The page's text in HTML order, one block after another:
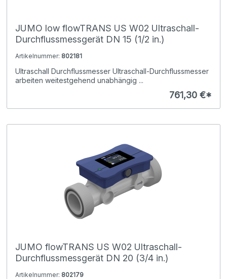
JUMO low flowTRANS US W02 Ultraschall-
Durchflussmessgerät DN 15 (1/2 in.)
Artikelnummer: 802181
Ultraschall Durchflussmesser Ultraschall-Durchflussmesser
arbeiten weitestgehend unabhängig ...
761,30 €*
JUMO flowTRANS US W02 Ultraschall-
Durchflussmessgerät DN 20 (3/4 in.)
Artikelnummer: 802179